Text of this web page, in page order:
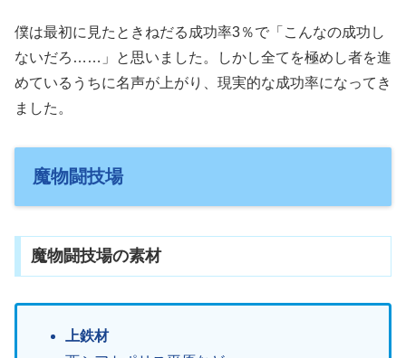
僕は最初に見たときねだる成功率3％で「こんなの成功し
ないだろ……」と思いました。しかし全てを極めし者を進
めているうちに名声が上がり、現実的な成功率になってき
ました。
魔物闘技場
魔物闘技場の素材
上鉄材